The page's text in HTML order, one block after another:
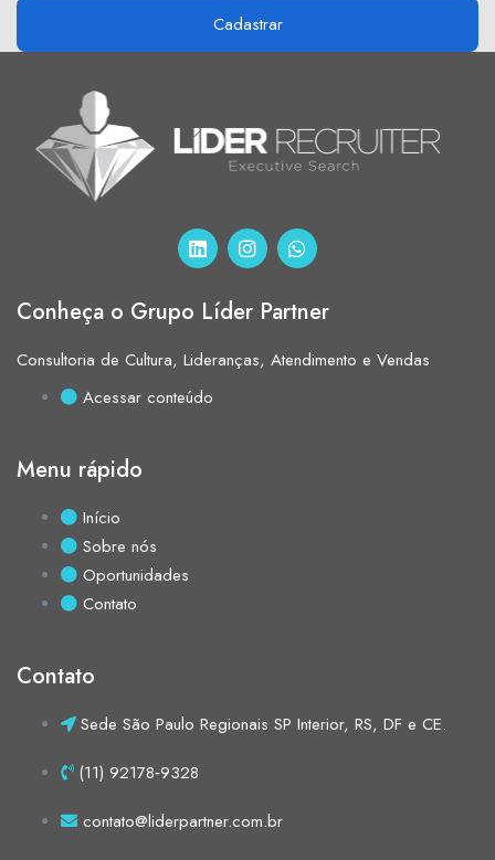
Conheça o Grupo Líder Partner
Consultoria de Cultura, Lideranças, Atendimento e Vendas
Acessar conteúdo
Menu rápido
Início
Sobre nós
Oportunidades
Contato
Contato
Sede São Paulo Regionais SP Interior, RS, DF e CE.
(11) 92178‑9328‬
contato@liderpartner.com.br